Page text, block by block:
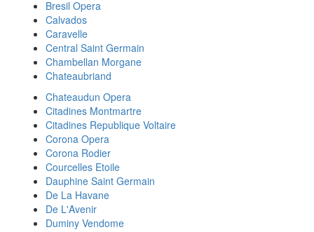
Bresil Opera
Calvados
Caravelle
Central Saint Germain
Chambellan Morgane
Chateaubriand
Chateaudun Opera
Citadines Montmartre
Citadines Republique Voltaire
Corona Opera
Corona Rodier
Courcelles Etoile
Dauphine Saint Germain
De La Havane
De L'Avenir
Duminy Vendome